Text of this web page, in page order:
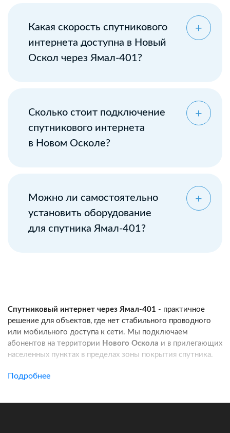
Какая скорость спутникового
интернета доступна в Новый
Оскол через Ямал-401?
Сколько стоит подключение
спутникового интернета
в Новом Осколе?
Можно ли самостоятельно
установить оборудование
для спутника Ямал-401?
Спутниковый интернет через Ямал-401 - практичное
решение для объектов, где нет стабильного проводного
или мобильного доступа к сети. Мы подключаем
абонентов на территории Нового Оскола и в прилегающих
населенных пунктах в пределах зоны покрытия спутника.
Услуга подходит для частных домов, дач, фермерских
Подробнее